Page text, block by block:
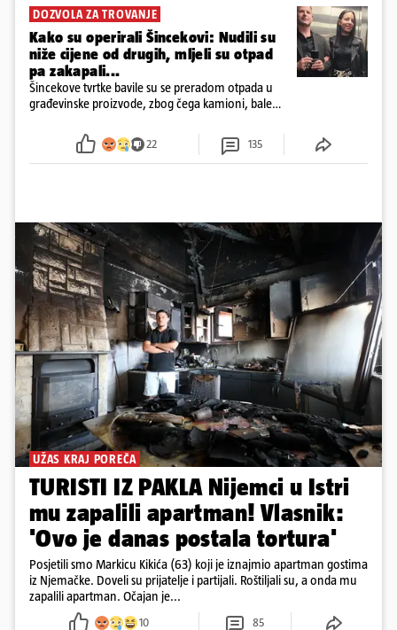
DOZVOLA ZA TROVANJE
Kako su operirali Šincekovi: Nudili su
niže cijene od drugih, mljeli su otpad
pa zakapali...
Šincekove tvrtke bavile su se preradom otpada u
građevinske proizvode, zbog čega kamioni, bale
22 135
UŽAS KRAJ POREČA
TURISTI IZ PAKLA Nijemci u Istri
mu zapalili apartman! Vlasnik:
'Ovo je danas postala tortura'
Posjetili smo Markicu Kikića (63) koji je iznajmio apartman gostima
iz Njemačke. Doveli su prijatelje i partijali. Roštiljali su, a onda mu
zapalili apartman. Očajan je...
10 85